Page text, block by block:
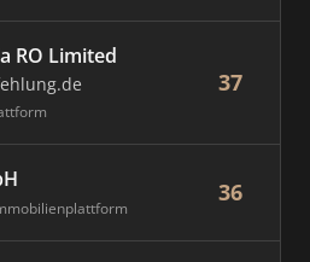
RO Limited
37
36